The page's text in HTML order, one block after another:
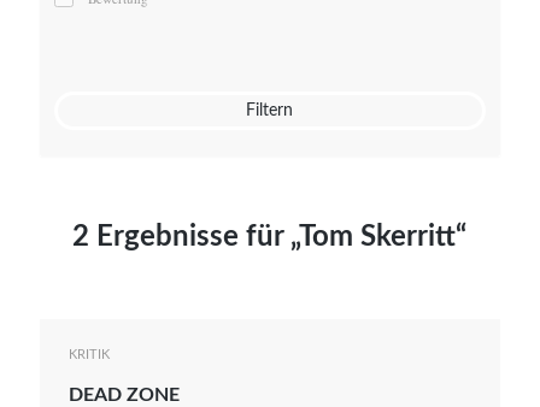
Mato von Vogelstein
Filtern
2 Ergebnisse für „Tom Skerritt“
KRITIK
DEAD ZONE